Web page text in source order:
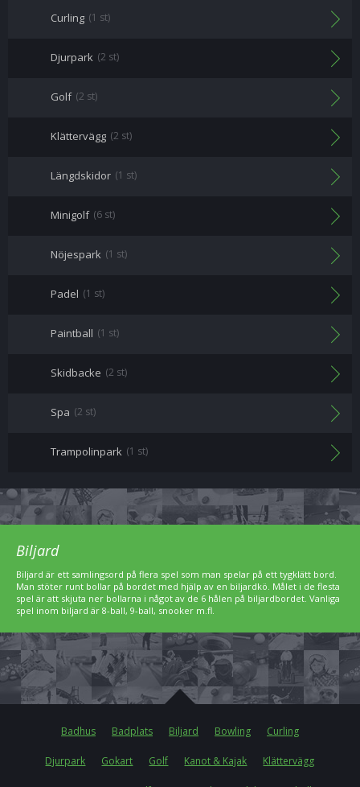
Curling (1 st)
Djurpark (2 st)
Golf (2 st)
Klättervägg (2 st)
Längdskidor (1 st)
Minigolf (6 st)
Nöjespark (1 st)
Padel (1 st)
Paintball (1 st)
Skidbacke (2 st)
Spa (2 st)
Trampolinpark (1 st)
Biljard
Biljard är ett samlingsord på flera spel som man spelar på ett tygklätt bord.
Man stöter runt bollar på bordet med hjälp av en biljardkö. Målet i de flesta
spel är att skjuta ner bollarna i något av de 6 hålen på biljardbordet. Vanliga
spel inom biljard är 8-ball, 9-ball, snooker m.fl.
Badhus Badplats Biljard Bowling Curling
Djurpark Gokart Golf Kanot & Kajak Klättervägg